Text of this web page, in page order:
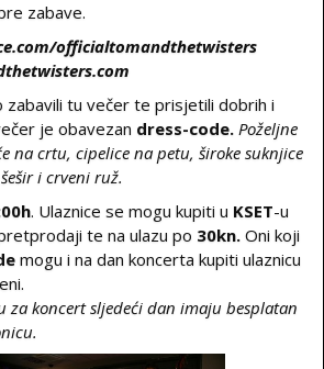
zabave.
officialtomandthetwisters
zabavili tu večer te prisjetili dobrih i
je obavezan dress-code. Poželjne
na crtu, cipelice na petu, široke suknjice
i crveni ruž.
. Ulaznice se mogu kupiti u KSET-u
te na ulazu po 30kn. Oni koji
mogu i na dan koncerta kupiti ulaznicu
za koncert sljedeći dan imaju besplatan